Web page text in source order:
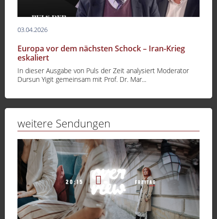
03.04.2026
Europa vor dem nächsten Schock – Iran-Krieg
eskaliert
In dieser Ausgabe von Puls der Zeit analysiert Moderator
Dursun Yigit gemeinsam mit Prof. Dr. Mar...
weitere Sendungen